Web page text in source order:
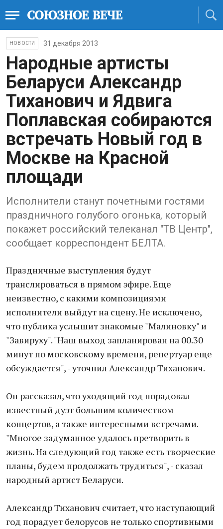
НОВОСТИ 31 декабря 2013
Народные артисты
Беларуси Александр
Тиханович и Ядвига
Поплавская собираются
встречать Новый год в
Москве на Красной
площади
Исполнители станут почетными гостями
праздничного голубого огонька, который
покажет российский телеканал "ТВ Центр",
сообщает корреспондент БЕЛТА.
Праздничные выступления будут
транслироваться в прямом эфире. Еще
неизвестно, с какими композициями
исполнители выйдут на сцену. Не исключено,
что публика услышит знакомые "Малиновку" и
"Завируху". "Наш выход запланирован на 00.30
минут по московскому времени, репертуар еще
обсуждается", - уточнил Александр Тиханович.
Он рассказал, что уходящий год порадовал
известный дуэт большим количеством
концертов, а также интересными встречами.
"Многое задуманное удалось претворить в
жизнь. На следующий год также есть творческие
планы, будем продолжать трудиться", - сказал
народный артист Беларуси.
Александр Тиханович считает, что наступающий
год порадует белорусов не только спортивными